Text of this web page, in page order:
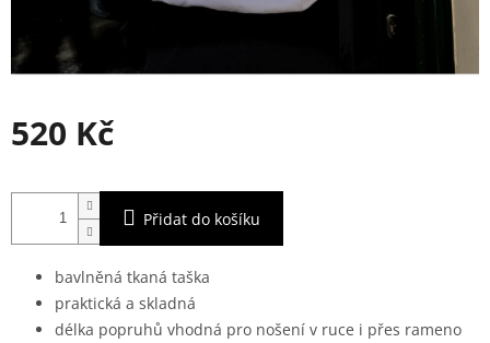
520 Kč
cena:
Přidat do košíku
bavlněná tkaná taška
praktická a skladná
délka popruhů vhodná pro nošení v ruce i přes rameno